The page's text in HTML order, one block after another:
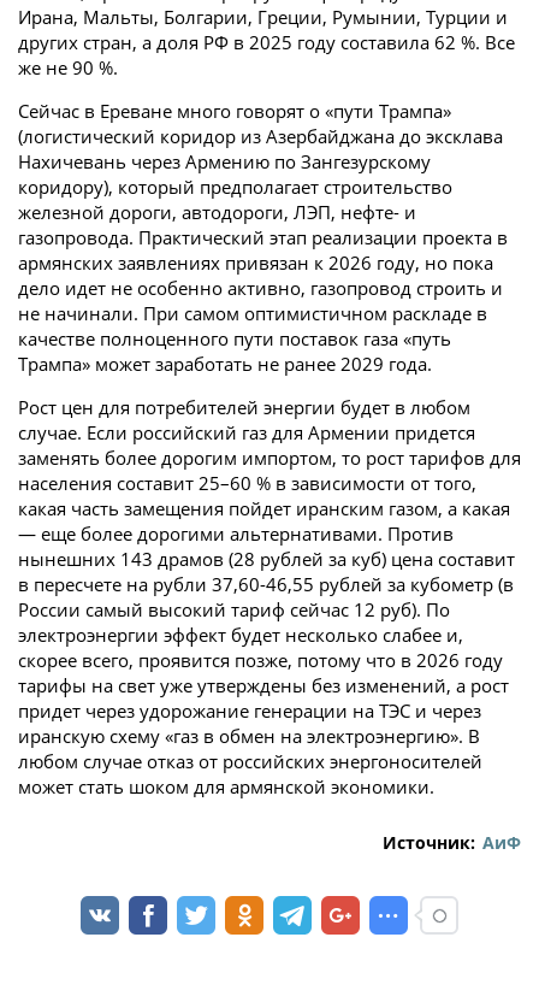
Ирана, Мальты, Болгарии, Греции, Румынии, Турции и
других стран, а доля РФ в 2025 году составила 62 %. Все
же не 90 %.
Сейчас в Ереване много говорят о «пути Трампа»
(логистический коридор из Азербайджана до эксклава
Нахичевань через Армению по Зангезурскому
коридору), который предполагает строительство
железной дороги, автодороги, ЛЭП, нефте- и
газопровода. Практический этап реализации проекта в
армянских заявлениях привязан к 2026 году, но пока
дело идет не особенно активно, газопровод строить и
не начинали. При самом оптимистичном раскладе в
качестве полноценного пути поставок газа «путь
Трампа» может заработать не ранее 2029 года.
Рост цен для потребителей энергии будет в любом
случае. Если российский газ для Армении придется
заменять более дорогим импортом, то рост тарифов для
населения составит 25–60 % в зависимости от того,
какая часть замещения пойдет иранским газом, а какая
— еще более дорогими альтернативами. Против
нынешних 143 драмов (28 рублей за куб) цена составит
в пересчете на рубли 37,60-46,55 рублей за кубометр (в
России самый высокий тариф сейчас 12 руб). По
электроэнергии эффект будет несколько слабее и,
скорее всего, проявится позже, потому что в 2026 году
тарифы на свет уже утверждены без изменений, а рост
придет через удорожание генерации на ТЭС и через
иранскую схему «газ в обмен на электроэнергию». В
любом случае отказ от российских энергоносителей
может стать шоком для армянской экономики.
Источник: АиФ